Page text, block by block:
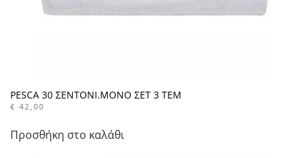
PESCA 30 ΣΕΝΤΟΝΙ.ΜΟΝΟ ΣΕΤ 3 ΤΕΜ
€ 42,00
Προσθήκη στο καλάθι